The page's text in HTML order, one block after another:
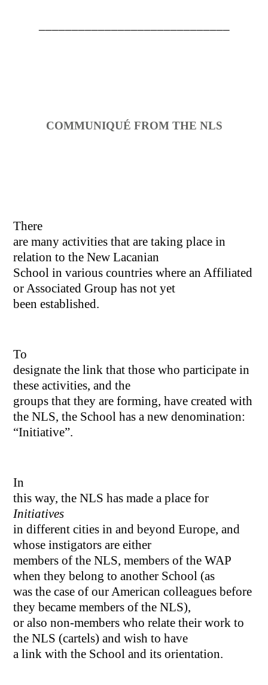
COMMUNIQUÉ FROM THE NLS
There
are many activities that are taking place in
relation to the New Lacanian
School in various countries where an Affiliated
or Associated Group has not yet
been established.
To
designate the link that those who participate in
these activities, and the
groups that they are forming, have created with
the NLS, the School has a new denomination:
“Initiative”.
In
this way, the NLS has made a place for
Initiatives
in different cities in and beyond Europe, and
whose instigators are either
members of the NLS, members of the WAP
when they belong to another School (as
was the case of our American colleagues before
they became members of the NLS),
or also non-members who relate their work to
the NLS (cartels) and wish to have
a link with the School and its orientation.